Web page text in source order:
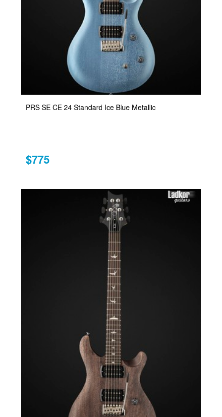
PRS SE CE 24 Standard Ice Blue Metallic
$775